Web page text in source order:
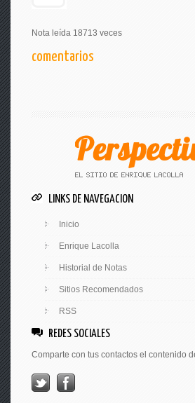
Nota leída 18713 veces
comentarios
LINKS DE NAVEGACION
Inicio
Enrique Lacolla
Historial de Notas
Sitios Recomendados
RSS
REDES SOCIALES
Comparte con tus contactos el contenido